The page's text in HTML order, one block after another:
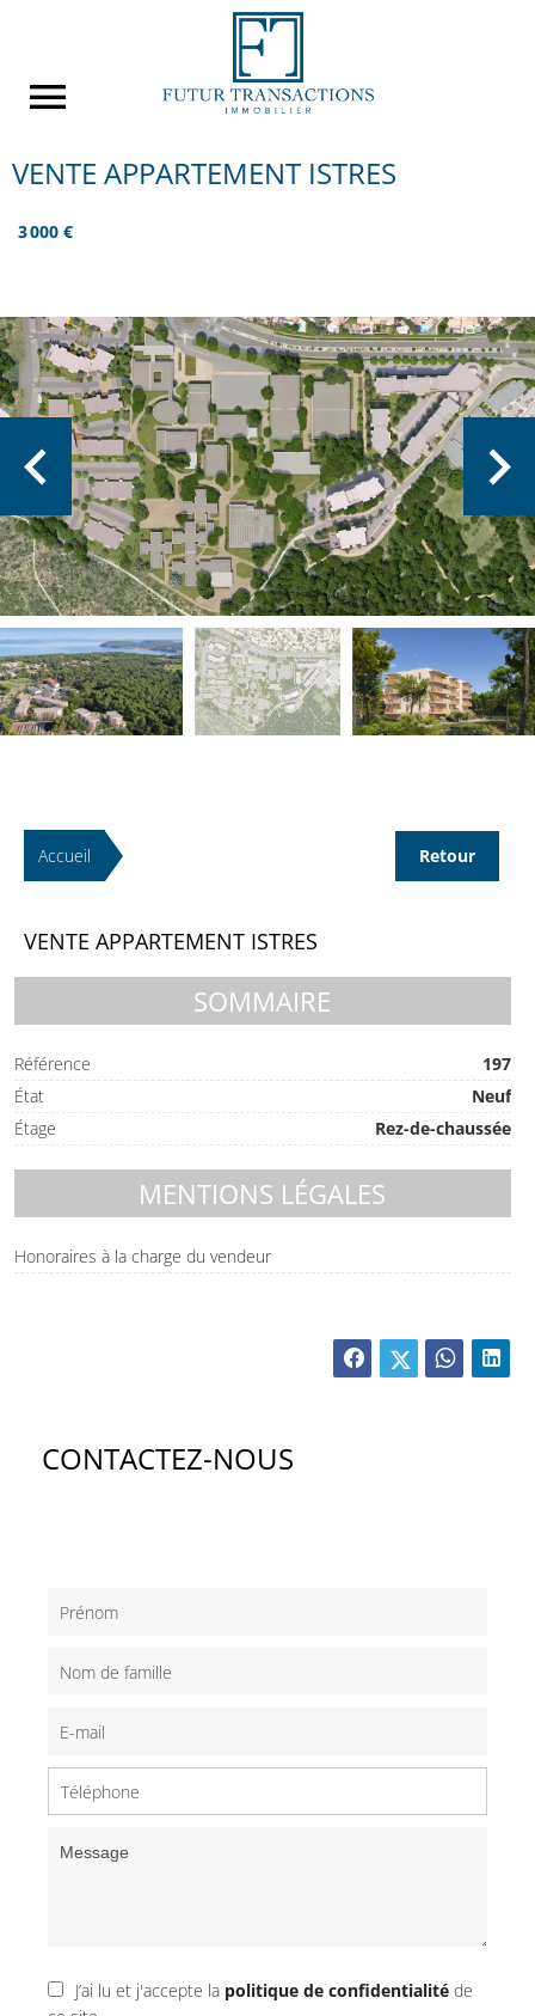
VENTE APPARTEMENT ISTRES
3 000 €
Accueil Retour
VENTE APPARTEMENT ISTRES
SOMMAIRE
Référence
197
État
Neuf
Étage
Rez-de-chaussée
MENTIONS LÉGALES
Honoraires à la charge du vendeur
CONTACTEZ-NOUS
J’ai lu et j'accepte la politique de confidentialité de